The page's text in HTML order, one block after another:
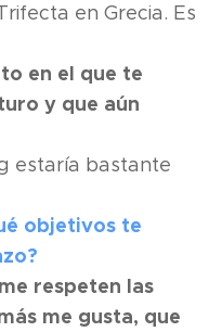
en Grecia. Es
en el que te
y que aún
estaría bastante
objetivos te
respeten las
me gusta, que